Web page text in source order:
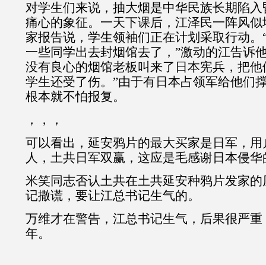
对学生们来说，抽大烟是中华民族长期陷
痛心的象征。一天下课后，江泽民一阵风
家报告说，学生领袖们正在计划采取行动
一些同学出去封烟馆去了，”激动的江告诉
没有良心的烟馆老板叫来了日本宪兵，把
学生还受了伤。”由于有日本占领军给他们
根本就不怕报复。
，，，
可以看出，延安鸦片的最大买家是日军，
人，土共日军双赢，这应是毛感谢日本侵
米笑同志否认土共在土共延安种鸦片发家
记撒谎，要让江总书记生气的。
万维才在警告，江总书记生气，后果很严
年。